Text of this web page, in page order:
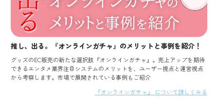
推し、出る。『オンラインガチャ』のメリットと事例を紹介！
グッズのEC販売の新たな選択肢『オンラインガチャ』。売上アップを期待
できるエンタメ業界注目システムのメリットを、ユーザー視点と運営視点
から考察します。市場で展開されている事例もご紹介
『オンラインガチャ』 について詳しくみる